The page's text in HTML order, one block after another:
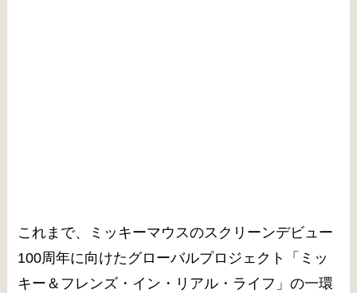
これまで、ミッキーマウスのスクリーンデビュー
100周年に向けたグローバルプロジェクト「ミッ
キー＆フレンズ・イン・リアル・ライフ」の一環